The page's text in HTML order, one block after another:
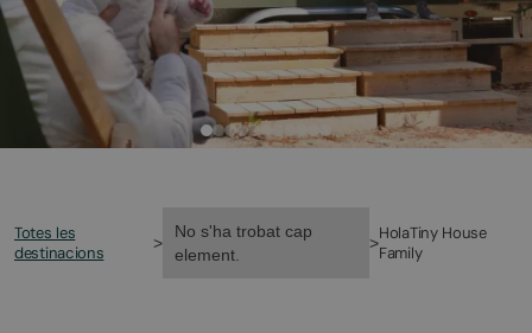
Totes les
destinacions
>
No s'ha trobat cap
element.
>HolaTiny House
Family